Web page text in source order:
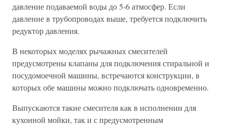
давление подаваемой воды до 5-6 атмосфер. Если
давление в трубопроводах выше, требуется подключить
редуктор давления.
В некоторых моделях рычажных смесителей
предусмотрены клапаны для подключения стиральной и
посудомоечной машины, встречаются конструкции, в
которых обе машины можно подключать одновременно.
Выпускаются такие смесителя как в исполнении для
кухонной мойки, так и с предусмотренным